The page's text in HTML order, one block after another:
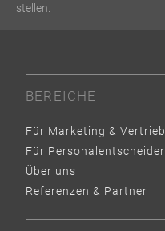
stellen.
BEREICHE
Für Marketing & Vertrieb
Für Personalentscheider
Über uns
Referenzen & Partner